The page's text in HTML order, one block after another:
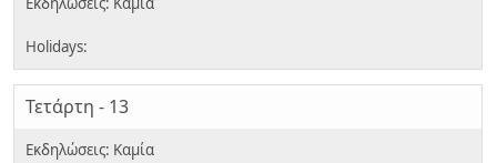
Τετάρτη - 13